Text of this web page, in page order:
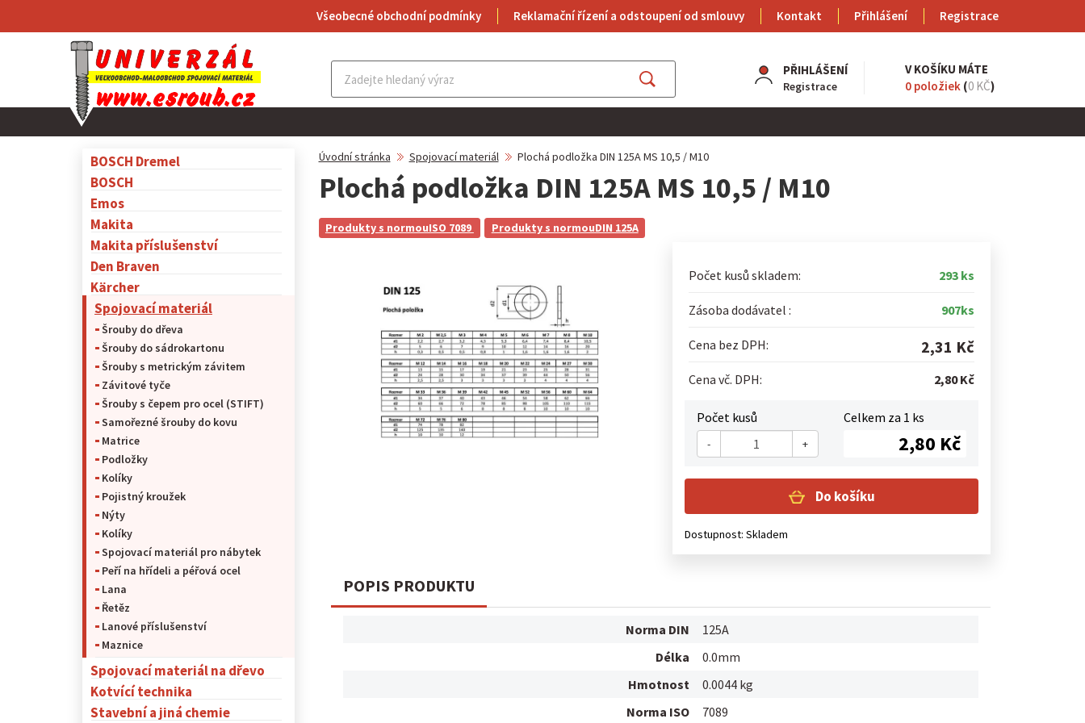
Všeobecné obchodní podmínky Reklamační řízení a odstoupení od smlouvy Kontakt Přihlášení Registrace
Najít
PŘIHLÁŠENÍ
Registrace
V KOŠÍKU MÁTE
0 položiek (0 KČ)
BOSCH Dremel
BOSCH
Emos
Makita
Makita příslušenství
Den Braven
Kärcher
Spojovací materiál
Šrouby do dřeva
Šrouby do sádrokartonu
Šrouby s metrickým závitem
Závitové tyče
Šrouby s čepem pro ocel (STIFT)
Samořezné šrouby do kovu
Matrice
Podložky
Kolíky
Pojistný kroužek
Nýty
Kolíky
Spojovací materiál pro nábytek
Peří na hřídeli a péřová ocel
Lana
Řetěz
Lanové příslušenství
Maznice
Spojovací materiál na dřevo
Kotvící technika
Stavební a jiná chemie
Úvodní stránka Spojovací materiál Plochá podložka DIN 125A MS 10,5 / M10
Plochá podložka DIN 125A MS 10,5 / M10
Produkty s normouISO 7089 Produkty s normouDIN 125A
Počet kusů skladem: 293 ks
Zásoba dodávatel : 907ks
Cena bez DPH: 2,31 Kč
Cena vč. DPH: 2,80 Kč
Počet kusů
- +
Celkem za 1 ks
2,80 Kč
Do košíku
Dostupnost:Skladem
POPIS PRODUKTU
Norma DIN
125A
Délka
0.0mm
Hmotnost
0.0044 kg
Norma ISO
7089